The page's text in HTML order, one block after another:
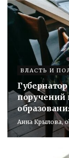
ВЛАСТЬ И
поручений
Анна Крылова,